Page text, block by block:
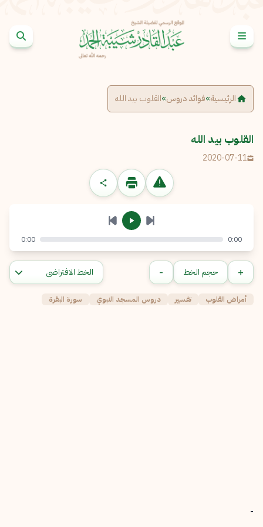
الرئيسية»فوائد دروس»القلوب بيد الله
القلوب بيد الله
2020-07-11
الإبلاغ عن مشكلة
الرسالة
إرسال إلغاء
0:00
0:00
+ حجم الخط -
أمراض القلوب تفسير دروس المسجد النبوي سورة البقرة
-